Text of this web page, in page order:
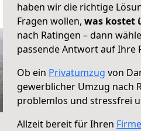
haben wir die richtige
Fragen wollen, was kostet
nach Ratingen – dann
passende Antwort auf Ihre
Ob ein Privatumzug von
gewerblicher Umzug nach
problemlos und stressfrei
Allzeit bereit für Ihren